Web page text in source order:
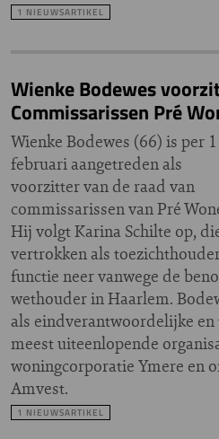
1 NIEUWSARTIKEL
Wienke Bodewes
Commissarissen Pré
Wienke Bodewes (66) is per 1
februari aangetreden als
voorzitter van de raad van
commissarissen van Pré
Hij volgt Karina Schilte op,
vertrokken als
functie neer vanwege de
wethouder in Haarlem.
als eindverantwoordelijke
meest uiteenlopende
woningcorporatie Ymere en
Amvest.
1 NIEUWSARTIKEL